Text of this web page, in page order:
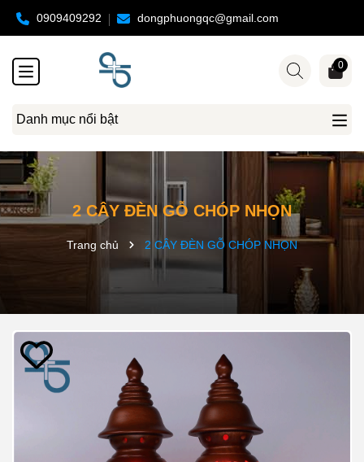
0909409292 dongphuongqc@gmail.com
Danh mục nổi bật
0
2 CÂY ĐÈN GỖ CHÓP NHỌN
Trang chủ 2 CÂY ĐÈN GỖ CHÓP NHỌN